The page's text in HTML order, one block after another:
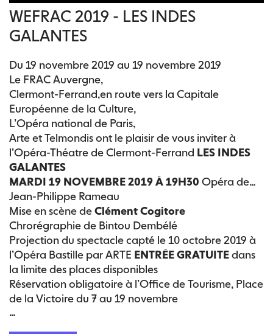
WEFRAC 2019 - LES INDES
GALANTES
Du 19 novembre 2019 au 19 novembre 2019
Le FRAC Auvergne,
Clermont-Ferrand,en route vers la Capitale
Européenne de la Culture,
L’Opéra national de Paris,
Arte et Telmondisont le plaisir de vous inviter à
l’Opéra-Théatre de Clermont-Ferrand LES INDES
GALANTES
MARDI 19 NOVEMBRE 2019 À 19H30 Opéra de
Jean-Philippe Rameau
Mise en scène deClément Cogitore
Chrorégraphie de Bintou Dembélé
Projection du spectacle capté le 10 octobre 2019 à
l’Opéra Bastille par ARTE ENTRÉE GRATUITEdans
la limite des places disponibles
Réservation obligatoire à l’Office de Tourisme, Place
de la Victoire du 7 au 19 novembre
Ouverture des portes à 19h, durée : 3h30 avec
…